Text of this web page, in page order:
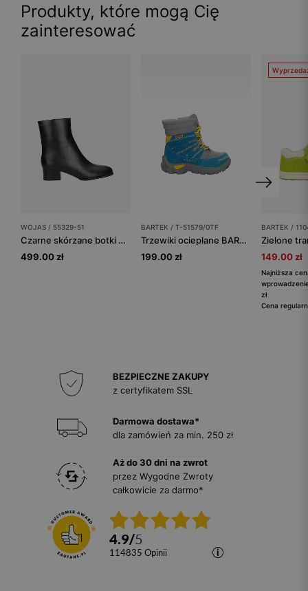
Produkty, które mogą Cię
zainteresować
WOJAS / 55329-51
Czarne skórzane botki na niskim obcasie
499.00 zł
BARTEK / T-51579/0TF
Trzewiki ocieplane BARTEK T-51579/0TF, turkusowo-szary
199.00 zł
BARTEK /
149.00 zł
Najniższa
zł
Cena
BEZPIECZNE ZAKUPY
z certyfikatem SSL
Darmowa dostawa*
dla zamówień za min. 250 zł
Aż do 30 dni na zwrot
przez Wygodne Zwroty
całkowicie za darmo*
4.9/5
114835 opinii